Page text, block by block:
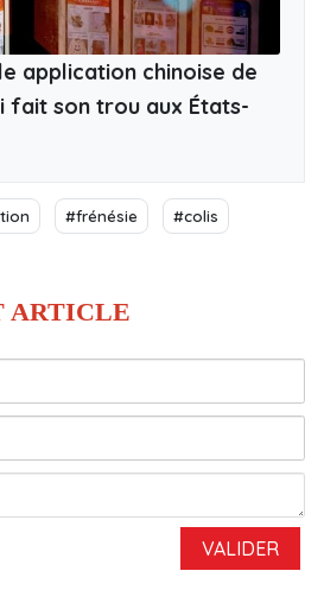
application chinoise de
fait son trou aux États-
#frénésie #colis